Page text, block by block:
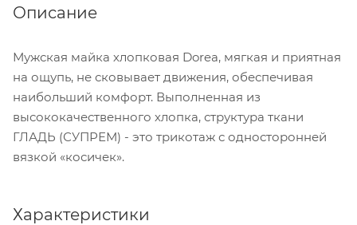
Описание
Мужская майка хлопковая Dorea, мягкая и приятная
на ощупь, не сковывает движения, обеспечивая
наибольший комфорт. Выполненная из
высококачественного хлопка, структура ткани
ГЛАДЬ (СУПРЕМ) - это трикотаж с односторонней
вязкой «косичек».
Характеристики